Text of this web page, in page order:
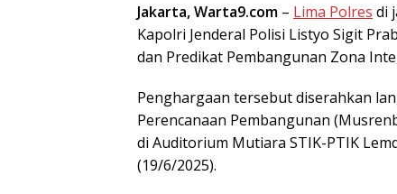
Jakarta, Warta9.com – Lima Polres di
Kapolri Jenderal Polisi Listyo Sigit
dan Predikat Pembangunan Zona
Penghargaan tersebut diserahkan
Perencanaan Pembangunan
di Auditorium Mutiara STIK-PTIK
(19/6/2025).